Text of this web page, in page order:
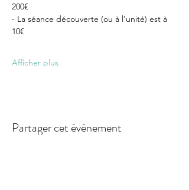
200€
- La séance découverte (ou à l'unité) est à
10€
Afficher plus
Partager cet événement